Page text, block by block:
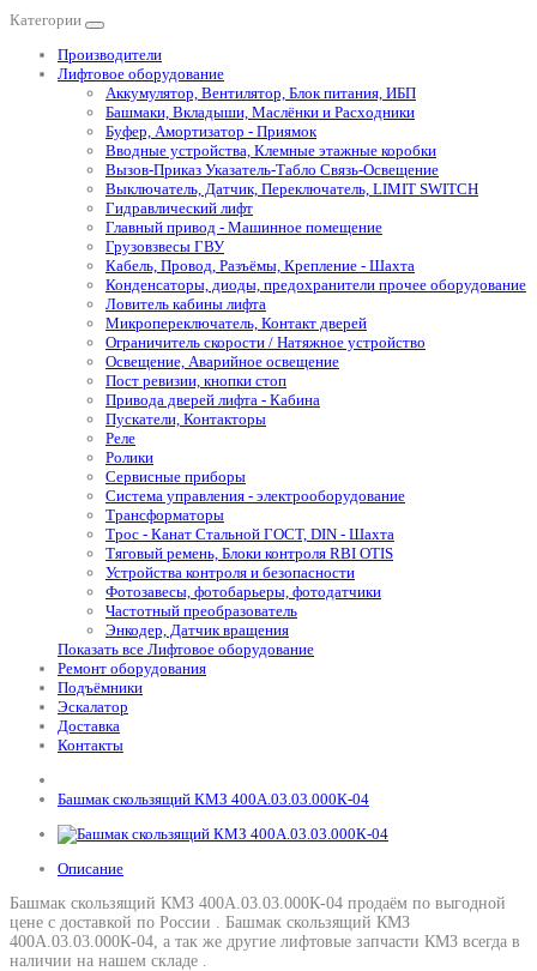
Категории
Производители
Лифтовое оборудование
Аккумулятор, Вентилятор, Блок питания, ИБП
Башмаки, Вкладыши, Маслёнки и Расходники
Буфер, Амортизатор - Приямок
Вводные устройства, Клемные этажные коробки
Вызов-Приказ Указатель-Табло Связь-Освещение
Выключатель, Датчик, Переключатель, LIMIT SWITCH
Гидравлический лифт
Главный привод - Машинное помещение
Грузовзвесы ГВУ
Кабель, Провод, Разъёмы, Крепление - Шахта
Конденсаторы, диоды, предохранители прочее оборудование
Ловитель кабины лифта
Микропереключатель, Контакт дверей
Ограничитель скорости / Натяжное устройство
Освещение, Аварийное освещение
Пост ревизии, кнопки стоп
Привода дверей лифта - Кабина
Пускатели, Контакторы
Реле
Ролики
Сервисные приборы
Система управления - электрооборудование
Трансформаторы
Трос - Канат Стальной ГОСТ, DIN - Шахта
Тяговый ремень, Блоки контроля RBI OTIS
Устройства контроля и безопасности
Фотозавесы, фотобарьеры, фотодатчики
Частотный преобразователь
Энкодер, Датчик вращения
Показать все Лифтовое оборудование
Ремонт оборудования
Подъёмники
Эскалатор
Доставка
Контакты
Башмак скользящий КМЗ 400А.03.03.000К-04
Описание
Башмак скользящий КМЗ 400А.03.03.000К-04 продаём по выгодной
цене с доставкой по России . Башмак скользящий КМЗ
400А.03.03.000К-04, а так же другие лифтовые запчасти КМЗ всегда в
наличии на нашем складе .